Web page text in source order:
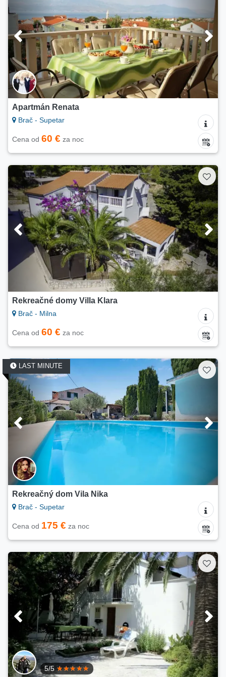
Apartmán Renata
Brač - Supetar
Cena od 60 € za noc
Rekreačné domy Villa Klara
Brač - Milna
Cena od 60 € za noc
LAST MINUTE
Rekreačný dom Vila Nika
Brač - Supetar
Cena od 175 € za noc
5/5